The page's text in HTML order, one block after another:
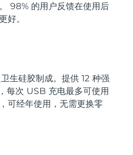
98% 的用户反馈在使用后
好。
生硅胶制成。提供 12 种强
每次 USB 充电最多可使用
可经年使用，无需更换零
预计送达日期8/10/26
预计送达日期8/11/26
预计送达日期8/11/26